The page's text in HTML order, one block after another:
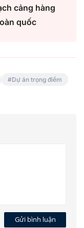
cảng hàng
quốc
Dự án trọng điểm
Gửi bình luận